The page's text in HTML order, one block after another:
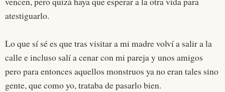
atestiguarlo.
Lo que sí sé es que tras visitar a mi madre volví a salir a la
calle e incluso salí a cenar con mi pareja y unos amigos
pero para entonces aquellos monstruos ya no eran tales sino
gente, que como yo, trataba de pasarlo bien.